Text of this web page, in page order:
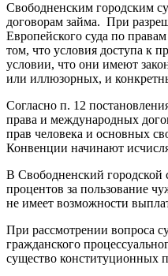
Свободненским городским
договорам займа. При
Европейского суда по
том, что условия доступа к
условии, что они имеют
или иллюзорных, и
Согласно п. 12
права и международных
прав человека и основных
Конвенции начинают
В Свободненский городской
процентов за пользование
не имеет возможности
При рассмотрении вопроса
гражданского
существо конституционных